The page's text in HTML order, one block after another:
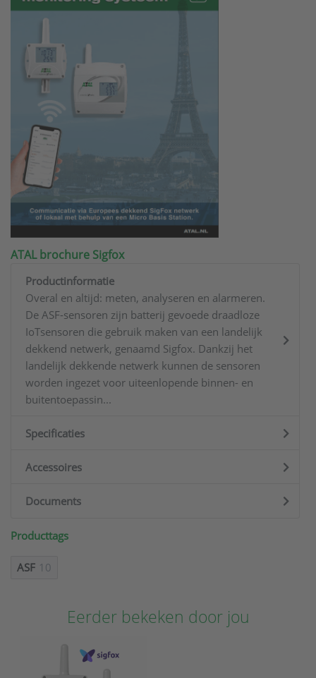
ATAL brochure Sigfox
Productinformatie
Overal en altijd: meten, analyseren en alarmeren.
De ASF-sensoren zijn batterij gevoede draadloze
IoTsensoren die gebruik maken van een landelijk
dekkend netwerk, genaamd Sigfox. Dankzij het
landelijk dekkende netwerk kunnen de sensoren
worden ingezet voor uiteenlopende binnen- en
buitentoepassin...
Specificaties
Accessoires
Documents
Producttags
ASF 10
Eerder bekeken door jou